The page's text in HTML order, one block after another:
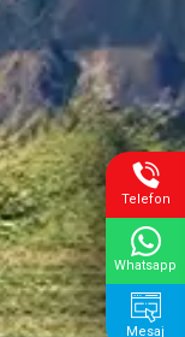
Telefon
Whatsapp
Mesaj